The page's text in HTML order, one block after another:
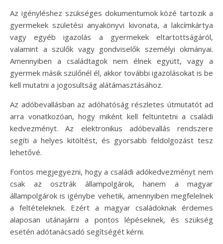
Az igényléshez szükséges dokumentumok közé tartozik a
gyermekek születési anyakönyvi kivonata, a lakcímkártya
vagy egyéb igazolás a gyermekek eltartottságáról,
valamint a szülők vagy gondviselők személyi okmányai.
Amennyiben a családtagok nem élnek együtt, vagy a
gyermek másik szülőnél él, akkor további igazolásokat is be
kell mutatni a jogosultság alátámasztásához.
Az adóbevallásban az adóhatóság részletes útmutatót ad
arra vonatkozóan, hogy miként kell feltüntetni a családi
kedvezményt. Az elektronikus adóbevallás rendszere
segíti a helyes kitöltést, és gyorsabb feldolgozást tesz
lehetővé.
Fontos megjegyezni, hogy a családi adókedvezményt nem
csak az osztrák állampolgárok, hanem a magyar
állampolgárok is igénybe vehetik, amennyiben megfelelnek
a feltételeknek. Ezért a magyar családoknak érdemes
alaposan utánajárni a pontos lépéseknek, és szükség
esetén adótanácsadó segítségét kérni.